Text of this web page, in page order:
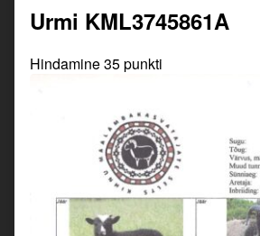
Urmi KML3745861A
Hindamine 35 punkti